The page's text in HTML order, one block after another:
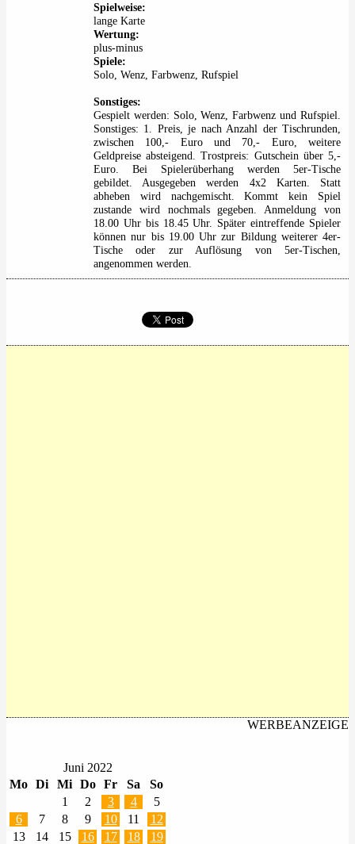
Spielweise:
lange Karte
Wertung:
plus-minus
Spiele:
Solo, Wenz, Farbwenz, Rufspiel
Sonstiges:
Gespielt werden: Solo, Wenz, Farbwenz und Rufspiel.
Sonstiges: 1. Preis, je nach Anzahl der Tischrunden,
zwischen 100,- Euro und 70,- Euro, weitere
Geldpreise absteigend. Trostpreis: Gutschein über 5,-
Euro. Bei Spielerüberhang werden 5er-Tische
gebildet. Ausgegeben werden 4x2 Karten. Statt
abheben wird nachgemischt. Kommt kein Spiel
zustande wird nochmals gegeben. Anmeldung von
18.00 Uhr bis 18.45 Uhr. Später eintreffende Spieler
können nur bis 19.00 Uhr zur Bildung weiterer 4er-
Tische oder zur Auflösung von 5er-Tischen,
angenommen werden.
WERBEANZEIGE
Juni 2022
Mo Di Mi Do Fr Sa
So
1
2 3 4
5
6
7 8 9 10 11
12
13
14 15 16 17 18 19